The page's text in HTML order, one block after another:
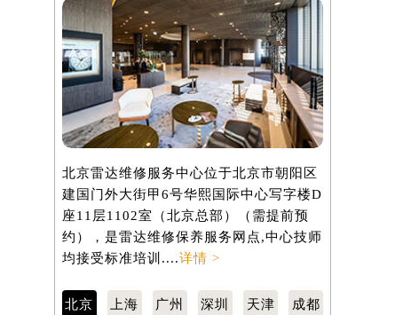
北京雷达维修服务中心位于北京市朝阳区
建国门外大街甲6号华熙国际中心写字楼D
座11层1102室（北京总部）（需提前预
约），是雷达维修保养服务网点,中心技师
均接受标准培训....详情 >
北京 上海 广州 深圳 天津 成都